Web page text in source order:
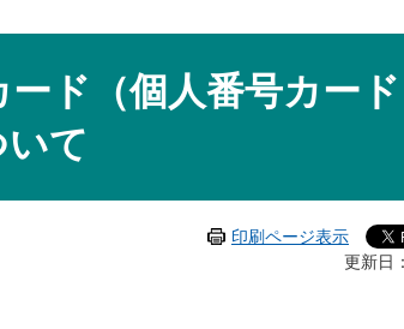
ド（個人番号カー
て
印刷ページ表示
更新日